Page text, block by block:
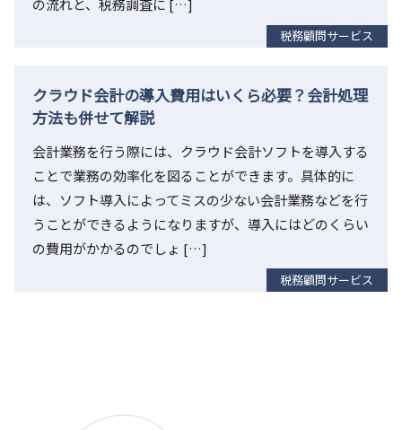
税務顧問サービス
の流れと、税務調査に […]
クラウド会計の導入費用はいくら必要？会計処理
方法も併せて解説
税務顧問サービス
会計業務を行う際には、クラウド会計ソフトを導入する
ことで業務の効率化を図ることができます。具体的に
は、ソフト導入によってミスの少ない会計業務などを行
うことができるようになりますが、導入にはどのくらい
の費用がかかるのでしょ […]